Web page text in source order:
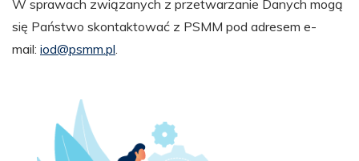
W sprawach związanych z przetwarzanie Danych mogą
się Państwo skontaktować z PSMM pod adresem e-
mail: iod@psmm.pl.